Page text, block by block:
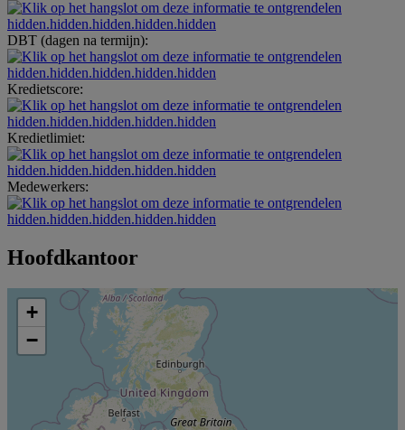
hidden.hidden.hidden.hidden.hidden
DBT (dagen na termijn):
hidden.hidden.hidden.hidden.hidden
Kredietscore:
hidden.hidden.hidden.hidden.hidden
Kredietlimiet:
hidden.hidden.hidden.hidden.hidden
Medewerkers:
hidden.hidden.hidden.hidden.hidden
Hoofdkantoor
+
−